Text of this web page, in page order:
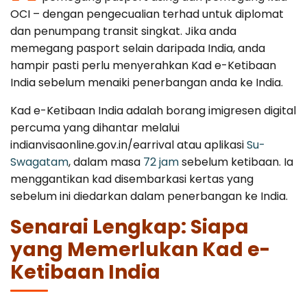
Error Correction
Missed Deadline
Canada
EU Citizens
NRI Guide
Bangalore
Languages
OCI – dengan pengecualian terhad untuk diplomat
dan penumpang transit singkat. Jika anda
memegang pasport selain daripada India, anda
hampir pasti perlu menyerahkan Kad e-Ketibaan
India sebelum menaiki penerbangan anda ke India.
Kad e-Ketibaan India adalah borang imigresen digital
percuma yang dihantar melalui
indianvisaonline.gov.in/earrival atau aplikasiSu-
Swagatam, dalam masa 72 jamsebelum ketibaan. Ia
menggantikan kad disembarkasi kertas yang
sebelum ini diedarkan dalam penerbangan ke India.
Senarai Lengkap: Siapa
yang Memerlukan Kad e-
Ketibaan India